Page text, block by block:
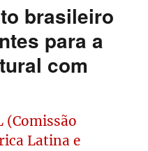
brasileiro
para a
com
(Comissão
Latina e